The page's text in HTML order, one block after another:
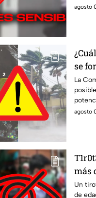
agosto
se
baja
La
agosto
más
Un
de